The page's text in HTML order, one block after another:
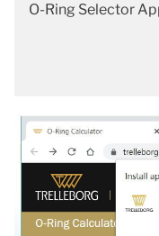
O-Ring Selector